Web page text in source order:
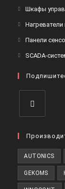
Шкафы
Панели
SCADA-
в
вкладке
AUTONICS
GEKOMS